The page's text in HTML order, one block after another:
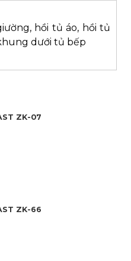
hồi tủ áo, hồi tủ
dưới tủ bếp
ZK-07
ZK-66